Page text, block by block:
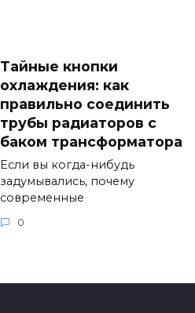
Тайные кнопки
охлаждения: как
правильно соединить
трубы радиаторов с
баком трансформатора
Если вы когда-нибудь
задумывались, почему
современные
0